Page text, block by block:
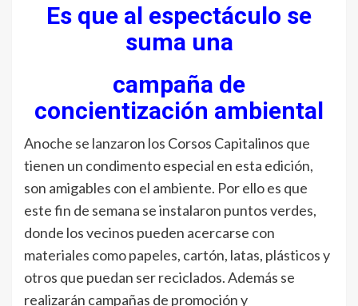
Es que al espectáculo se
suma una
campaña de
concientización ambiental
Anoche se lanzaron los Corsos Capitalinos que
tienen un condimento especial en esta edición,
son amigables con el ambiente. Por ello es que
este fin de semana se instalaron puntos verdes,
donde los vecinos pueden acercarse con
materiales como papeles, cartón, latas, plásticos y
otros que puedan ser reciclados. Además se
realizarán campañas de promoción y